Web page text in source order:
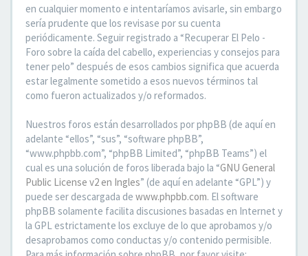
en cualquier momento e intentaríamos avisarle, sin embargo
sería prudente que los revisase por su cuenta
periódicamente. Seguir registrado a “Recuperar El Pelo -
Foro sobre la caída del cabello, experiencias y consejos para
tener pelo” después de esos cambios significa que acuerda
estar legalmente sometido a esos nuevos términos tal
como fueron actualizados y/o reformados.
Nuestros foros están desarrollados por phpBB (de aquí en
adelante “ellos”, “sus”, “software phpBB”,
“www.phpbb.com”, “phpBB Limited”, “phpBB Teams”) el
cual es una solución de foros liberada bajo la “GNU General
Public License v2 en Ingles” (de aquí en adelante “GPL”) y
puede ser descargada de www.phpbb.com. El software
phpBB solamente facilita discusiones basadas en Internet y
la GPL estrictamente los excluye de lo que aprobamos y/o
desaprobamos como conductas y/o contenido permisible.